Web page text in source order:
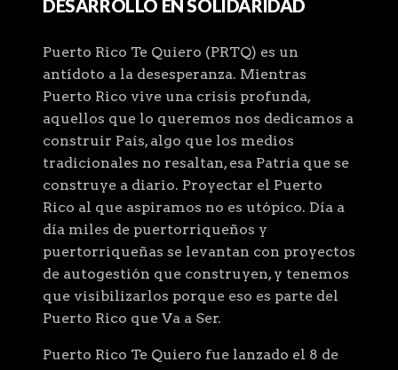
DESARROLLO EN SOLIDARIDAD
Puerto Rico Te Quiero (PRTQ) es un
antídoto a la desesperanza. Mientras
Puerto Rico vive una crisis profunda,
aquellos que lo queremos nos dedicamos a
construir País, algo que los medios
tradicionales no resaltan, esa Patria que se
construye a diario. Proyectar el Puerto
Rico al que aspiramos no es utópico. Día a
día miles de puertorriqueños y
puertorriqueñas se levantan con proyectos
de autogestión que construyen, y tenemos
que visibilizarlos porque eso es parte del
Puerto Rico que Va a Ser.
Puerto Rico Te Quiero fue lanzado el 8 de